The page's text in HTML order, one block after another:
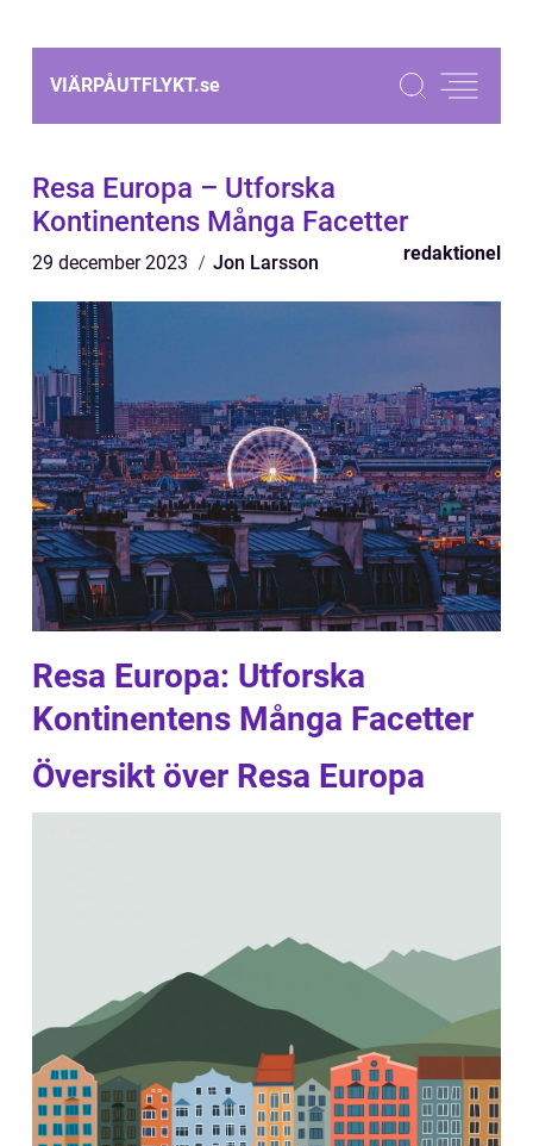
VIÄRPÅUTFLYKT.se
Resa Europa – Utforska
Kontinentens Många Facetter
29 december 2023 Jon Larsson redaktionel
Resa Europa: Utforska
Kontinentens Många Facetter
Översikt över Resa Europa